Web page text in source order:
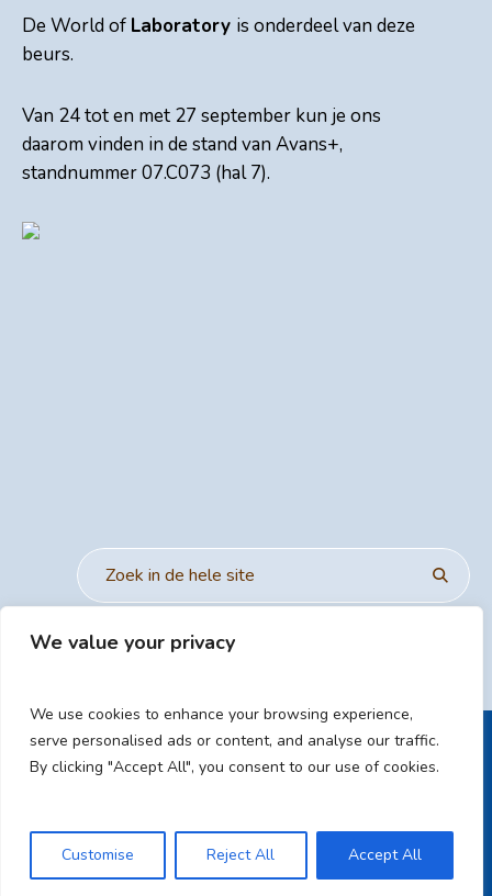
We value your privacy
We use cookies to enhance your browsing experience,
serve personalised ads or content, and analyse our traffic.
By clicking "Accept All", you consent to our use of cookies.
Customise Reject All Accept All
De World of Laboratory is onderdeel van deze
beurs.
Van 24 tot en met 27 september kun je ons
daarom vinden in de stand van Avans+,
standnummer 07.C073 (hal 7).
HOME
ALGEMENE VOORWAARDEN
CONTACT / SYNTAX MEDIA
/ © 2023 | Syntax Media